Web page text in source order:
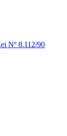
Nº 8.112/90